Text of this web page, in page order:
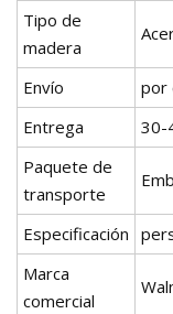
Tipo de
madera
Envío
por
Entrega
30-
Paquete de
transporte
Especificación
Marca
comercial